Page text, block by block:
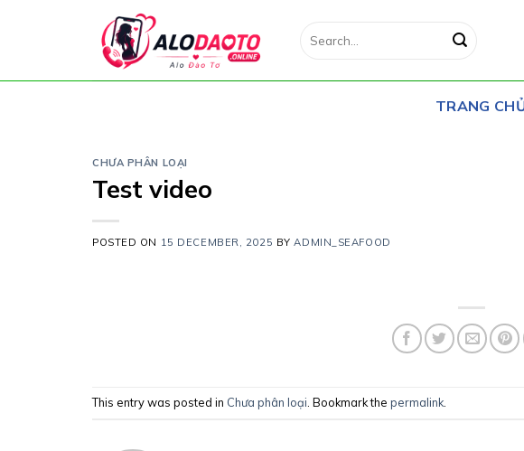
for:
TRANG
CHƯA PHÂN LOẠI
Test video
POSTED ON 15 DECEMBER, 2025 BYADMIN_SEAFOOD
This entry was posted in Chưa phân loại . Bookmark the permalink